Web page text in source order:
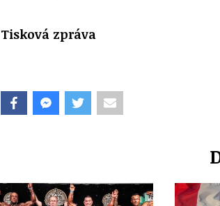
Tisková zpráva